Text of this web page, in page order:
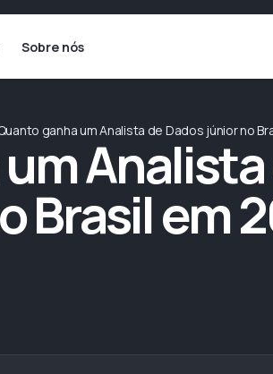
Sobre nós
ganha um Analista de Dados júnior no
Brasil em